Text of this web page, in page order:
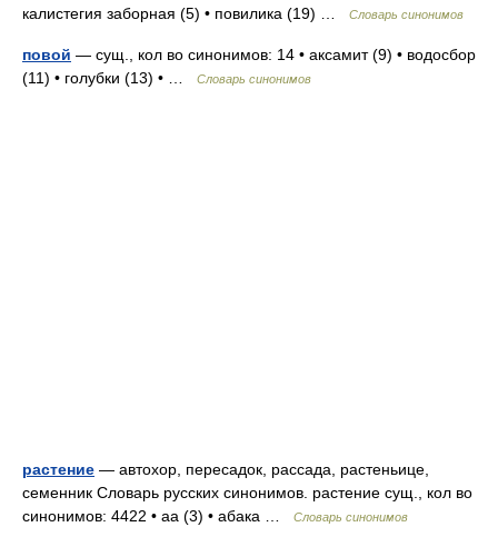
калистегия заборная (5) • повилика (19) …
Словарь синонимов
повой — сущ., кол во синонимов: 14 • аксамит (9) • водосбор
(11) • голубки (13) • …
Словарь синонимов
растение — автохор, пересадок, рассада, растеньице,
семенник Словарь русских синонимов. растение сущ., кол во
синонимов: 4422 • аа (3) • абака …
Словарь синонимов